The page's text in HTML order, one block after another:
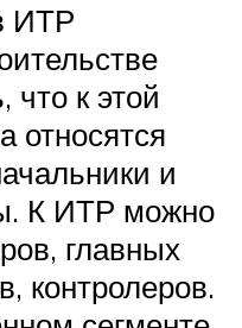
ИТР
что к этой
относятся
и
К ИТР можно
главных
контролеров.